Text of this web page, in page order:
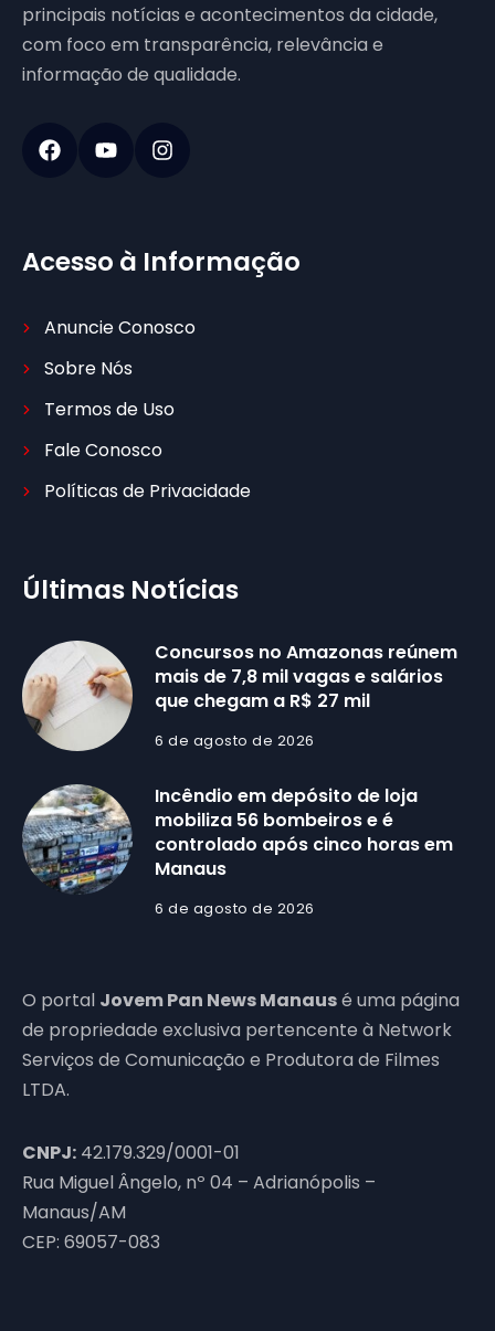
principais notícias e acontecimentos da cidade,
com foco em transparência, relevância e
informação de qualidade.
Acesso à Informação
Anuncie Conosco
Sobre Nós
Termos de Uso
Fale Conosco
Políticas de Privacidade
Últimas Notícias
Concursos no Amazonas reúnem
mais de 7,8 mil vagas e salários
que chegam a R$ 27 mil
6 de agosto de 2026
Incêndio em depósito de loja
mobiliza 56 bombeiros e é
controlado após cinco horas em
Manaus
6 de agosto de 2026
O portal Jovem Pan News Manausé uma página
de propriedade exclusiva pertencente à Network
Serviços de Comunicação e Produtora de Filmes
LTDA.
CNPJ: 42.179.329/0001-01
Rua Miguel Ângelo, nº 04 – Adrianópolis –
Manaus/AM
CEP: 69057-083